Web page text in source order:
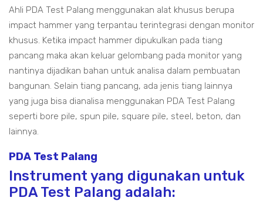
Ahli PDA Test Palang menggunakan alat khusus berupa
impact hammer yang terpantau terintegrasi dengan monitor
khusus. Ketika impact hammer dipukulkan pada tiang
pancang maka akan keluar gelombang pada monitor yang
nantinya dijadikan bahan untuk analisa dalam pembuatan
bangunan. Selain tiang pancang, ada jenis tiang lainnya
yang juga bisa dianalisa menggunakan PDA Test Palang
seperti bore pile, spun pile, square pile, steel, beton, dan
lainnya.
PDA Test Palang
Instrument yang digunakan untuk
PDA Test Palang adalah: